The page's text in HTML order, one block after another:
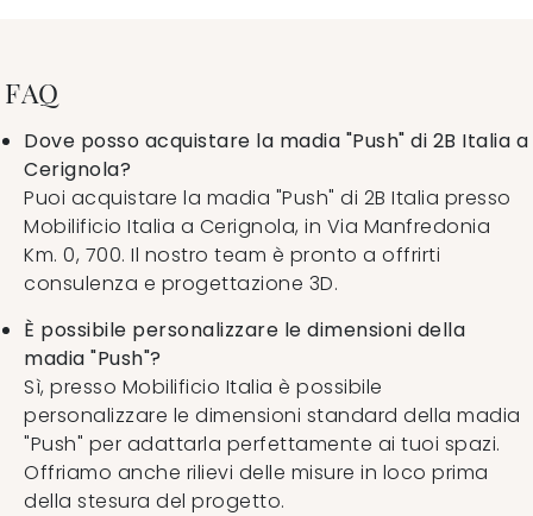
FAQ
Dove posso acquistare la madia "Push" di 2B Italia a
Cerignola?
Puoi acquistare la madia "Push" di 2B Italia presso
Mobilificio Italia a Cerignola, in Via Manfredonia
Km. 0, 700. Il nostro team è pronto a offrirti
consulenza e progettazione 3D.
È possibile personalizzare le dimensioni della
madia "Push"?
Sì, presso Mobilificio Italia è possibile
personalizzare le dimensioni standard della madia
"Push" per adattarla perfettamente ai tuoi spazi.
Offriamo anche rilievi delle misure in loco prima
della stesura del progetto.